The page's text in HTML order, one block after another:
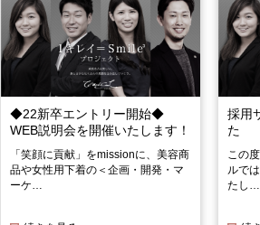
◆22新卒エントリー開始◆
WEB説明会を開催いたします！
「笑顔に貢献」をmissionに、美容商
品や女性用下着の＜企画・開発・マ
ーケ…
採用
た
この
ルで
たし…